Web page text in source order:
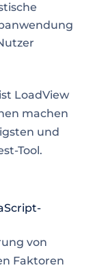
LoadView
machen
und
Tool.
von
Faktoren